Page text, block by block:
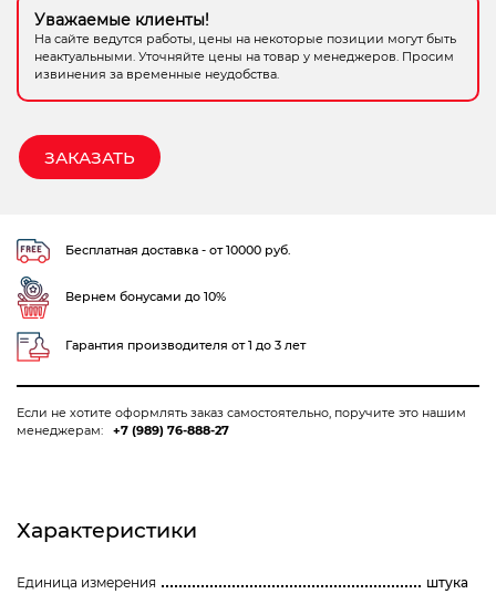
Электрохозтовары
Уважаемые клиенты!
На сайте ведутся работы, цены на некоторые позиции могут быть
неактуальными. Уточняйте цены на товар у менеджеров. Просим
извинения за временные неудобства.
ЗАКАЗАТЬ
Бесплатная доставка - от 10000 руб.
Вернем бонусами до 10%
Гарантия производителя от 1 до 3 лет
Если не хотите оформлять заказ самостоятельно, поручите это нашим
менеджерам:
+7 (989) 76-888-27
Характеристики
Единица измерения штука